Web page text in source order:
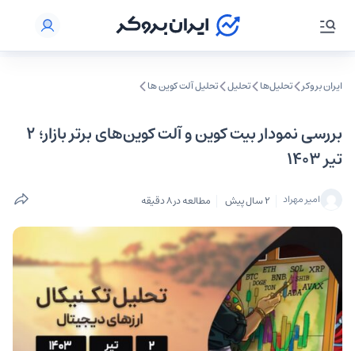
ایران بروکر تحلیل‌ها تحلیل‌ تحلیل آلت کوین ها
بررسی نمودار بیت کوین و آلت کوین‌های برتر بازار؛ ۲
تیر ۱۴۰۳
امیر مهراد 2 سال پیش مطالعه در 8 دقیقه